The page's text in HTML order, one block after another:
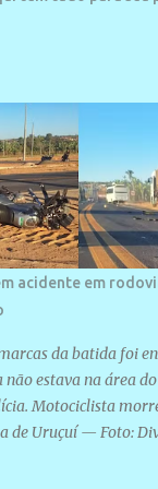
acidente em
da batida foi
estava na área
Motociclista
de Uruçuí — Foto: